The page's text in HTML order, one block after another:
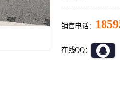
销售电话：
在线QQ：